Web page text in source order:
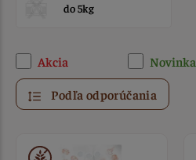
do 5kg
Akcia Novinka
Podľa odporúčania